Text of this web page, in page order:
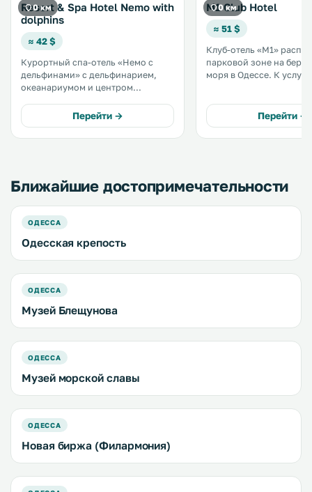
0 км
Resort & Spa Hotel Nemo with
dolphins
≈ 42 $
Курортный спа-отель «Немо с
дельфинами» с дельфинарием,
океанариумом и центром
расположен в историческом
центре Одессы, на пляже
Ланжерон. .
Перейти →
0 км
M1 Club Hotel
≈ 51 $
Клуб-отель «M1»
парковой зоне на
моря в Одессе. К услугам гостей
отеля имеется
частный пляж и бар на
Перейти →
Ближайшие достопримечательности
ОДЕССА
Одесская крепость
ОДЕССА
Музей Блещунова
ОДЕССА
Музей морской славы
ОДЕССА
Новая биржа (Филармония)